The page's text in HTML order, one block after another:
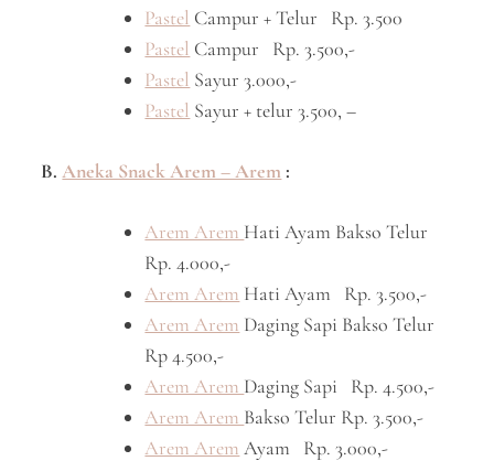
Pastel Campur + Telur Rp. 3.500
Pastel Campur Rp. 3.500,-
Pastel Sayur 3.000,-
Pastel Sayur + telur 3.500, –
B.Aneka Snack Arem – Arem :
Arem Arem Hati Ayam Bakso Telur
Rp. 4.000,-
Arem Arem Hati Ayam Rp. 3.500,-
Arem Arem Daging Sapi Bakso Telur
Rp 4.500,-
Arem Arem Daging Sapi Rp. 4.500,-
Arem Arem Bakso Telur Rp. 3.500,-
Arem Arem Ayam Rp. 3.000,-